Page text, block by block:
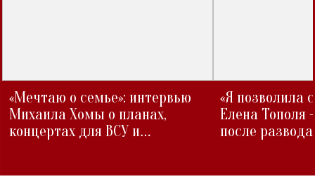
«Мечтаю о семье»: интервью
Михаила Хомы о планах,
концертах для ВСУ и
«Я позволила
Елена Тополя
после развода